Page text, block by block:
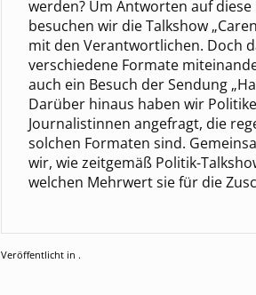
werden? Um Antworten auf diese
besuchen wir die Talkshow
mit den Verantwortlichen. Doch
verschiedene Formate
auch ein Besuch der Sendung
Darüber hinaus haben wir
Journalistinnen angefragt, die
solchen Formaten sind.
wir, wie zeitgemäß Politik-
welchen Mehrwert sie für die
Veröffentlicht in .